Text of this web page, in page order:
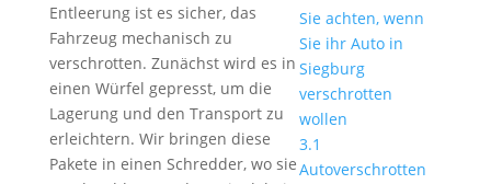
Entleerung ist es sicher, das
Fahrzeug mechanisch zu
verschrotten. Zunächst wird es in
einen Würfel gepresst, um die
Lagerung und den Transport zu
erleichtern. Wir bringen diese
Pakete in einen Schredder, wo sie
Sie achten, wenn
Sie ihr Auto in
Siegburg
verschrotten
wollen
3.1
Autoverschrotten